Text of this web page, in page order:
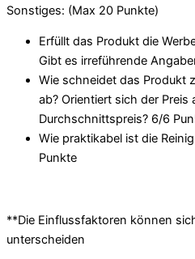
Sonstiges: (Max 20 Punkte)
Erfüllt das Produkt die
Gibt es irreführende
Wie schneidet das Produkt
ab? Orientiert sich der Preis
Durchschnittspreis? 6/6
Wie praktikabel ist die
Punkte
**Die Einflussfaktoren können
unterscheiden